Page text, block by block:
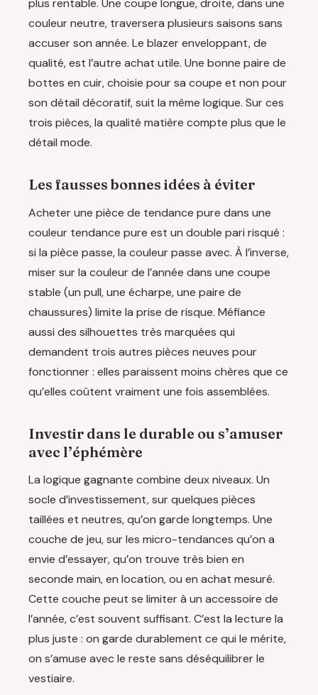
plus rentable. Une coupe longue, droite, dans une
couleur neutre, traversera plusieurs saisons sans
accuser son année. Le blazer enveloppant, de
qualité, est l’autre achat utile. Une bonne paire de
bottes en cuir, choisie pour sa coupe et non pour
son détail décoratif, suit la même logique. Sur ces
trois pièces, la qualité matière compte plus que le
détail mode.
Les fausses bonnes idées à éviter
Acheter une pièce de tendance pure dans une
couleur tendance pure est un double pari risqué :
si la pièce passe, la couleur passe avec. À l’inverse,
miser sur la couleur de l’année dans une coupe
stable (un pull, une écharpe, une paire de
chaussures) limite la prise de risque. Méfiance
aussi des silhouettes très marquées qui
demandent trois autres pièces neuves pour
fonctionner : elles paraissent moins chères que ce
qu’elles coûtent vraiment une fois assemblées.
Investir dans le durable ou s’amuser
avec l’éphémère
La logique gagnante combine deux niveaux. Un
socle d’investissement, sur quelques pièces
taillées et neutres, qu’on garde longtemps. Une
couche de jeu, sur les micro-tendances qu’on a
envie d’essayer, qu’on trouve très bien en
seconde main, en location, ou en achat mesuré.
Cette couche peut se limiter à un accessoire de
l’année, c’est souvent suffisant. C’est la lecture la
plus juste : on garde durablement ce qui le mérite,
on s’amuse avec le reste sans déséquilibrer le
vestiaire.